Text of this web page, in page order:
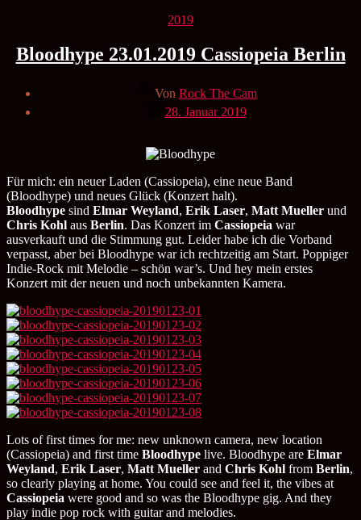
Kategorien
2019
Bloodhype 23.01.2019 Cassiopeia Berlin
Beitragsautor
Von Rock The Cam
Veröffentlichungsdatum
28. Januar 2019
Für mich: ein neuer Laden (Cassiopeia), eine neue Band
(Bloodhype) und neues Glück (Konzert halt).
Bloodhype sind Elmar Weyland, Erik Laser, Matt Mueller und
Chris Kohl aus Berlin. Das Konzert im Cassiopeia war
ausverkauft und die Stimmung gut. Leider habe ich die Vorband
verpasst, aber bei Bloodhype war ich rechtzeitig am Start. Poppiger
Indie-Rock mit Melodie – schön war’s. Und hey mein erstes
Konzert mit der neuen und noch unbekannten Kamera.
Lots of first times for me: new unknown camera, new location
(Cassiopeia) and first time Bloodhype live. Bloodhype are Elmar
Weyland, Erik Laser, Matt Mueller and Chris Kohl from Berlin,
so clearly playing at home. You could see and feel it, the vibes at
Cassiopeia were good and so was the Bloodhype gig. And they
play indie pop rock with guitar and melodies.